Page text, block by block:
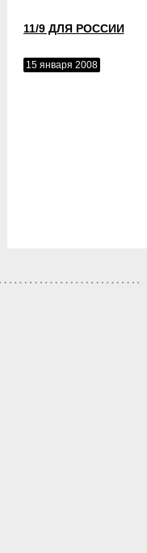
11/9 ДЛЯ РОССИИ
15 января 2008